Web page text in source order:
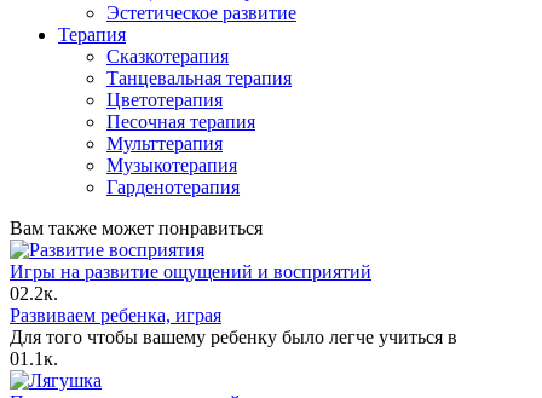
Эстетическое развитие
Терапия
Сказкотерапия
Танцевальная терапия
Цветотерапия
Песочная терапия
Мульттерапия
Музыкотерапия
Гарденотерапия
Вам также может понравиться
Игры на развитие ощущений и восприятий
02.2к.
Развиваем ребенка, играя
Для того чтобы вашему ребенку было легче учиться в
01.1к.